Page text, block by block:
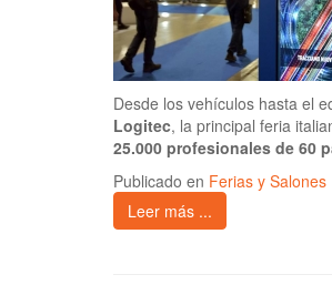
Desde los vehículos hasta el
Logitec, la principal feria
25.000 profesionales de 60
Publicado en Ferias y Salones
Leer más ...